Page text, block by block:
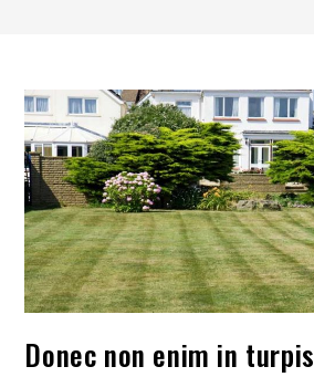
Donec non enim in turpis